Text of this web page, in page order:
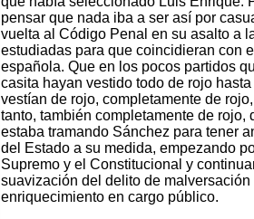
pensar que nada iba a ser así por
vuelta al Código Penal en su asalto a
estudiadas para que coincidieran con
española. Que en los pocos partidos
casita hayan vestido todo de rojo
vestían de rojo, completamente de
tanto, también completamente de
estaba tramando Sánchez para tener
del Estado a su medida, empezando
Supremo y el Constitucional y
suavización del delito de
enriquecimiento en cargo público.